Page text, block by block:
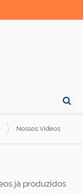
Busca
Nossos Vídeos
já produzidos